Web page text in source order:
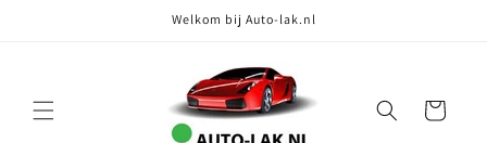
Welkom bij Auto-lak.nl
Winkelwagen